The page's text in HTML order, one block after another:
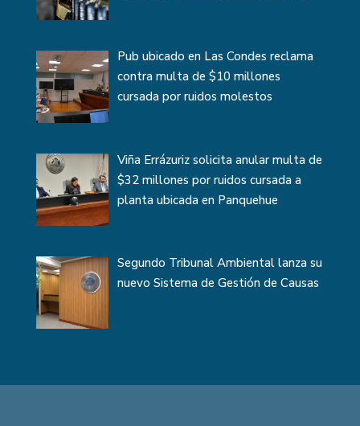
Pub ubicado en Las Condes reclama
contra multa de $10 millones
cursada por ruidos molestos
Viña Errázuriz solicita anular multa de
$32 millones por ruidos cursada a
planta ubicada en Panquehue
Segundo Tribunal Ambiental lanza su
nuevo Sistema de Gestión de Causas